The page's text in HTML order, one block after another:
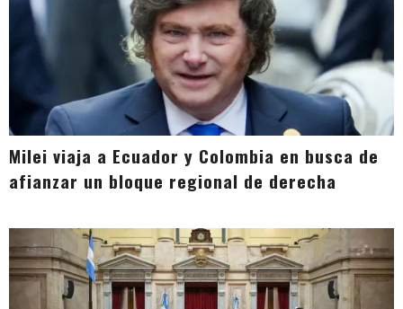
Milei viaja a Ecuador y Colombia en busca de
afianzar un bloque regional de derecha